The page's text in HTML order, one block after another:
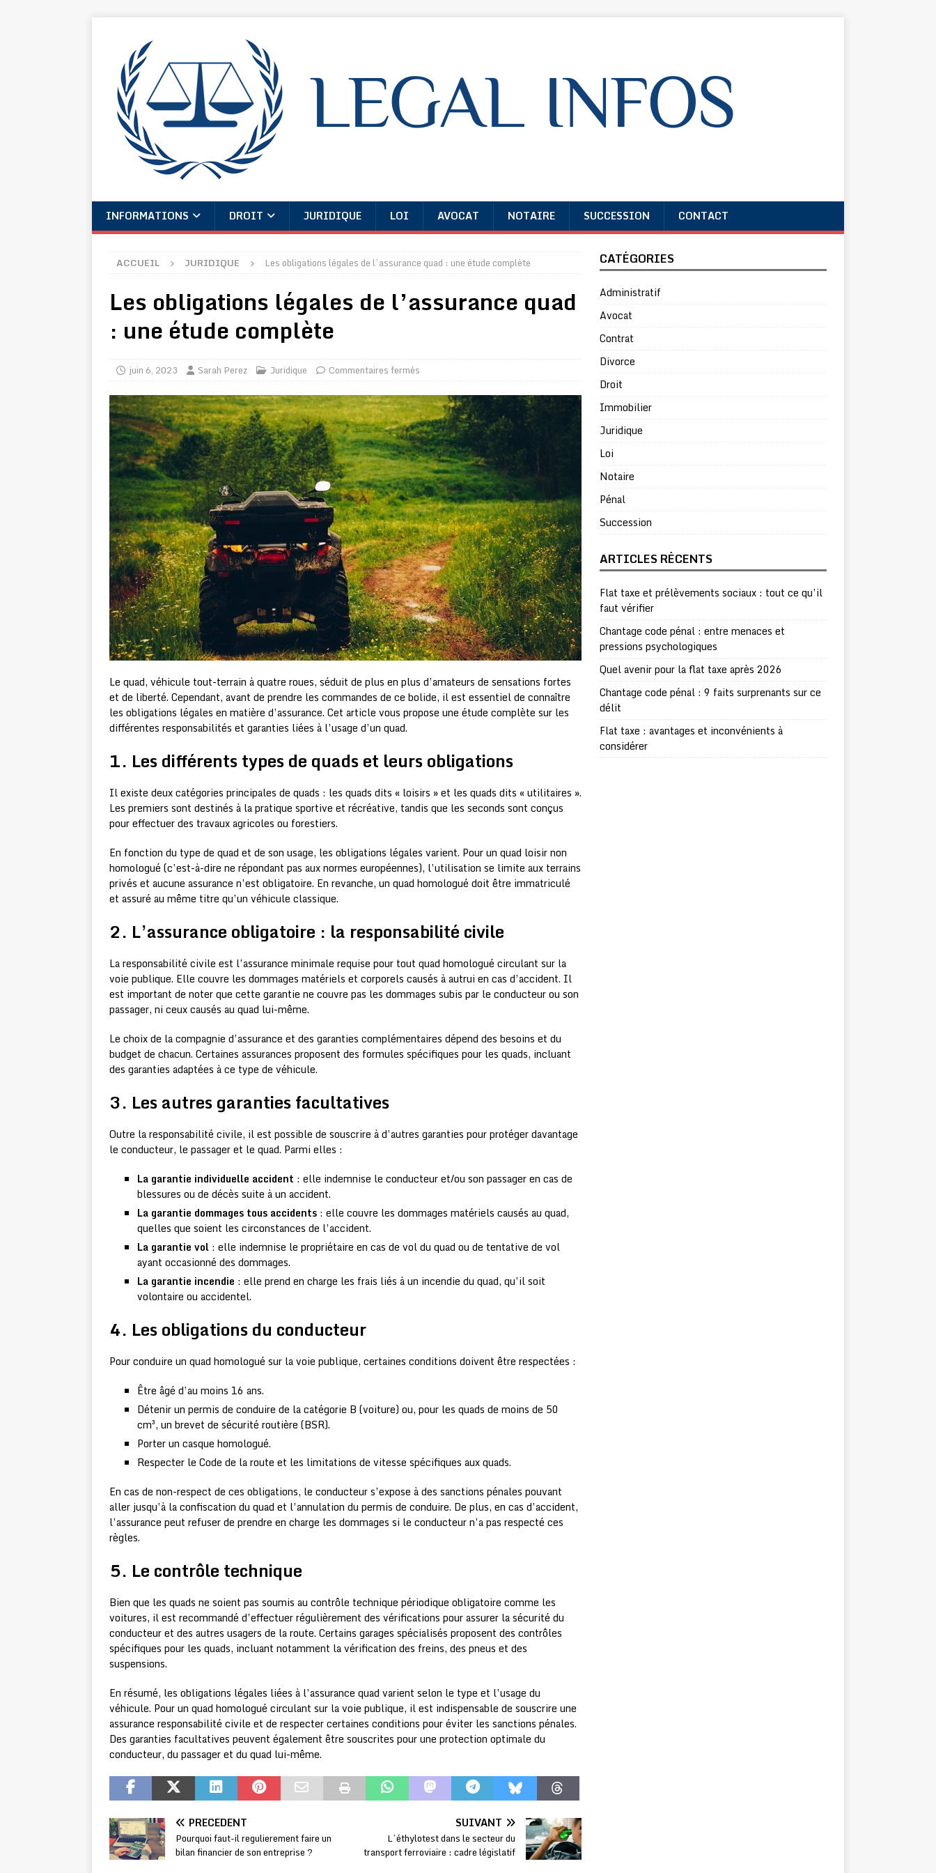
INFORMATIONS DROIT JURIDIQUE LOI AVOCAT NOTAIRE SUCCESSION CONTACT
ACCUEIL JURIDIQUE Les obligations légales de l’assurance quad : une étude complète
Les obligations légales de l’assurance quad
: une étude complète
juin 6, 2023 Sarah Perez Juridique Commentaires fermés
Le quad, véhicule tout-terrain à quatre roues, séduit de plus en plus d’amateurs de sensations fortes
et de liberté. Cependant, avant de prendre les commandes de ce bolide, il est essentiel de connaître
les obligations légales en matière d’assurance. Cet article vous propose une étude complète sur les
différentes responsabilités et garanties liées à l’usage d’un quad.
1. Les différents types de quads et leurs obligations
Il existe deux catégories principales de quads : les quads dits « loisirs » et les quads dits « utilitaires ».
Les premiers sont destinés à la pratique sportive et récréative, tandis que les seconds sont conçus
pour effectuer des travaux agricoles ou forestiers.
En fonction du type de quad et de son usage, les obligations légales varient. Pour un quad loisir non
homologué (c’est-à-dire ne répondant pas aux normes européennes), l’utilisation se limite aux terrains
privés et aucune assurance n’est obligatoire. En revanche, un quad homologué doit être immatriculé
et assuré au même titre qu’un véhicule classique.
2. L’assurance obligatoire : la responsabilité civile
La responsabilité civile est l’assurance minimale requise pour tout quad homologué circulant sur la
voie publique. Elle couvre les dommages matériels et corporels causés à autrui en cas d’accident. Il
est important de noter que cette garantie ne couvre pas les dommages subis par le conducteur ou son
passager, ni ceux causés au quad lui-même.
Le choix de la compagnie d’assurance et des garanties complémentaires dépend des besoins et du
budget de chacun. Certaines assurances proposent des formules spécifiques pour les quads, incluant
des garanties adaptées à ce type de véhicule.
3. Les autres garanties facultatives
Outre la responsabilité civile, il est possible de souscrire à d’autres garanties pour protéger davantage
le conducteur, le passager et le quad. Parmi elles :
La garantie individuelle accident : elle indemnise le conducteur et/ou son passager en cas de
blessures ou de décès suite à un accident.
La garantie dommages tous accidents : elle couvre les dommages matériels causés au quad,
quelles que soient les circonstances de l’accident.
La garantie vol : elle indemnise le propriétaire en cas de vol du quad ou de tentative de vol
ayant occasionné des dommages.
La garantie incendie : elle prend en charge les frais liés à un incendie du quad, qu’il soit
volontaire ou accidentel.
4. Les obligations du conducteur
Pour conduire un quad homologué sur la voie publique, certaines conditions doivent être respectées :
Être âgé d’au moins 16 ans.
Détenir un permis de conduire de la catégorie B (voiture) ou, pour les quads de moins de 50
cm³, un brevet de sécurité routière (BSR).
Porter un casque homologué.
Respecter le Code de la route et les limitations de vitesse spécifiques aux quads.
En cas de non-respect de ces obligations, le conducteur s’expose à des sanctions pénales pouvant
aller jusqu’à la confiscation du quad et l’annulation du permis de conduire. De plus, en cas d’accident,
l’assurance peut refuser de prendre en charge les dommages si le conducteur n’a pas respecté ces
règles.
5. Le contrôle technique
Bien que les quads ne soient pas soumis au contrôle technique périodique obligatoire comme les
voitures, il est recommandé d’effectuer régulièrement des vérifications pour assurer la sécurité du
conducteur et des autres usagers de la route. Certains garages spécialisés proposent des contrôles
spécifiques pour les quads, incluant notamment la vérification des freins, des pneus et des
suspensions.
En résumé, les obligations légales liées à l’assurance quad varient selon le type et l’usage du
véhicule. Pour un quad homologué circulant sur la voie publique, il est indispensable de souscrire une
assurance responsabilité civile et de respecter certaines conditions pour éviter les sanctions pénales.
Des garanties facultatives peuvent également être souscrites pour une protection optimale du
conducteur, du passager et du quad lui-même.
PRÉCÉDENT
Pourquoi faut-il regulierement faire un
bilan financier de son entreprise ?
SUIVANT
L’éthylotest dans le secteur du
transport ferroviaire : cadre législatif
CATÉGORIES
Administratif
Avocat
Contrat
Divorce
Droit
Immobilier
Juridique
Loi
Notaire
Pénal
Succession
ARTICLES RÉCENTS
Flat taxe et prélèvements sociaux : tout ce qu’il
faut vérifier
Chantage code pénal : entre menaces et
pressions psychologiques
Quel avenir pour la flat taxe après 2026
Chantage code pénal : 9 faits surprenants sur ce
délit
Flat taxe : avantages et inconvénients à
considérer